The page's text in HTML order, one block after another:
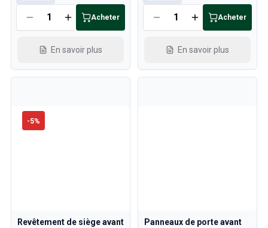
Acheter
En savoir plus
Acheter
En savoir plus
-5%
Revêtement de siège avant
Panneaux de porte avant